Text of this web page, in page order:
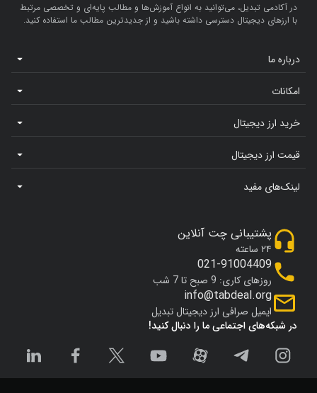
در آکادمی تبدیل، می‌توانید به انواع آموزش‌ها و مطالب پایه‌ای و تخصصی مرتبط
با ارزهای دیجیتال دسترسی داشته باشید و از جدیدترین مطالب ما استفاده کنید.
درباره ما
امکانات
خرید ارز دیجیتال
قیمت ارز دیجیتال
لینک‌های مفید
در شبکه‌های اجتماعی ما را دنبال کنید!
پشتیبانی چت آنلاین
۲۴ ساعته
021-91004409
روزهای کاری: 9 صبح تا 7 شب
info@tabdeal.org
ایمیل صرافی ارز دیجیتال تبدیل